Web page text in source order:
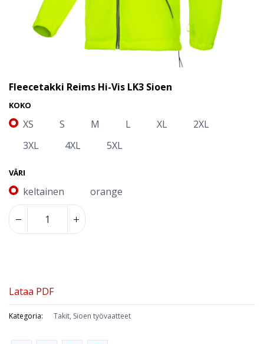
Fleecetakki Reims Hi-Vis LK3 Sioen
KOKO
XS S M L XL
2XL
3XL
4XL 5XL
VÄRI
keltainen orange
Lataa PDF
Kategoria: Takit, Sioen työvaatteet